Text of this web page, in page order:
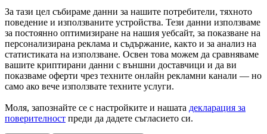
За тази цел събираме данни за нашите потребители, тяхното
поведение и използваните устройства. Тези данни използваме
за постоянно оптимизиране на нашия уебсайт, за показване на
персонализирана реклама и съдържание, както и за анализ на
статистиката на използване. Освен това можем да сравняваме
вашите криптирани данни с външни доставчици и да ви
показваме оферти чрез техните онлайн рекламни канали — но
само ако вече използвате техните услуги.
Моля, запознайте се с настройките и нашата декларация за
поверителност преди да дадете съгласието си.